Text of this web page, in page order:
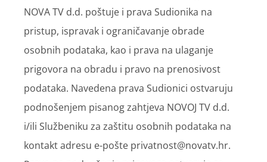
NOVA TV d.d. poštuje i prava Sudionika na
pristup, ispravak i ograničavanje obrade
osobnih podataka, kao i prava na ulaganje
prigovora na obradu i pravo na prenosivost
podataka. Navedena prava Sudionici ostvaruju
podnošenjem pisanog zahtjeva NOVOJ TV d.d.
i/ili Službeniku za zaštitu osobnih podataka na
kontakt adresu e-pošte privatnost@novatv.hr.